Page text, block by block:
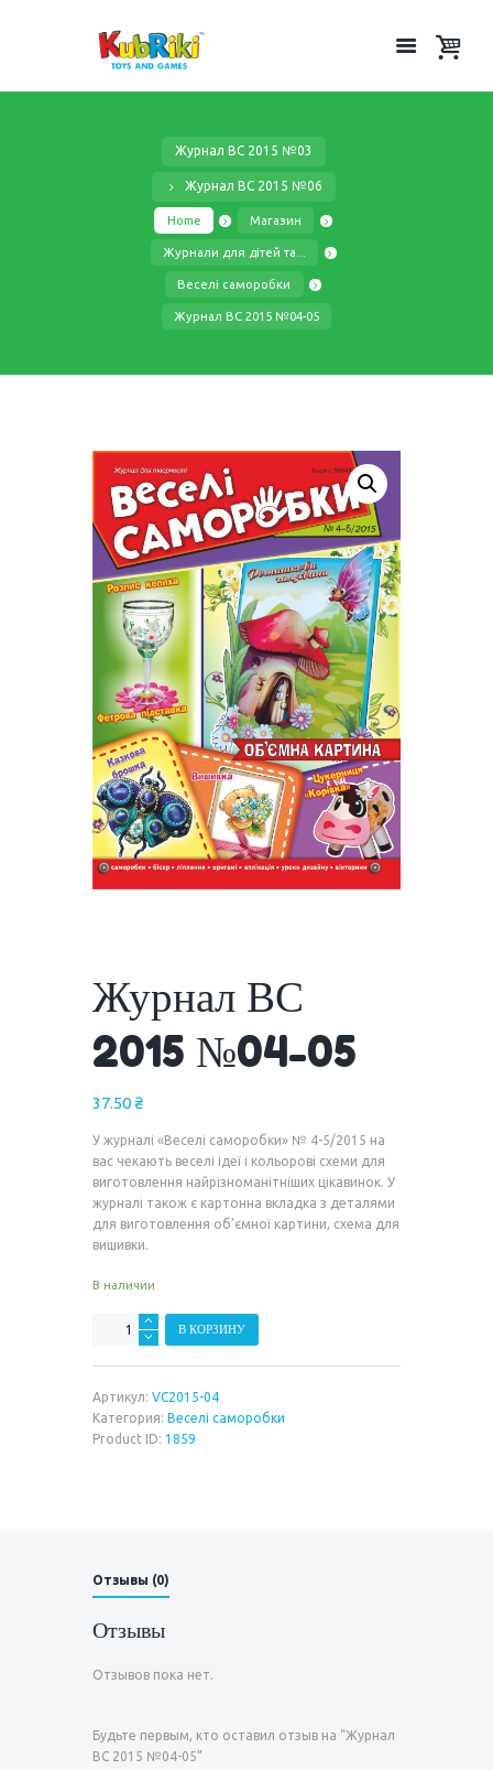
Журнал ВС 2015 №03
Журнал ВС 2015 №06
Home Магазин
Журнали для дітей та...
Веселі саморобки
Журнал ВС 2015 №04-05
Журнал ВС
2015 №04-05
37.50₴
У журналі «Веселі саморобки» № 4-5/2015 на
вас чекають веселі ідеї і кольорові схеми для
виготовлення найрізноманітніших цікавинок. У
журналі також є картонна вкладка з деталями
для виготовлення об’ємної картини, схема для
вишивки.
В наличии
Количество
Журнал
ВС
№04-
В КОРЗИНУ
Артикул: VC2015-04
Категория: Веселі саморобки
Product ID: 1859
Отзывы (0)
Отзывы
Отзывов пока нет.
Будьте первым, кто оставил отзыв на “Журнал
ВС 2015 №04-05”